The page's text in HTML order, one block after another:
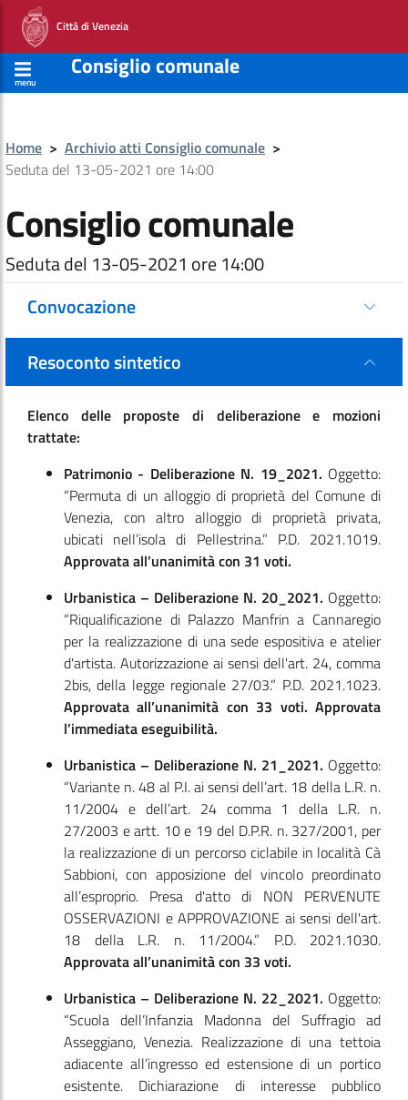
Città di Venezia
menu
Consiglio comunale
Home > Archivio atti Consiglio comunale >
Seduta del 13-05-2021 ore 14:00
Consiglio comunale
Seduta del 13-05-2021 ore 14:00
Convocazione
Resoconto sintetico
Elenco delle proposte di deliberazione e mozioni
trattate:
Patrimonio - Deliberazione N. 19_2021. Oggetto:
“Permuta di un alloggio di proprietà del Comune di
Venezia, con altro alloggio di proprietà privata,
ubicati nell’isola di Pellestrina.” P.D. 2021.1019.
Approvata all’unanimità con 31 voti.
Urbanistica – Deliberazione N. 20_2021. Oggetto:
“Riqualificazione di Palazzo Manfrin a Cannaregio
per la realizzazione di una sede espositiva e atelier
d'artista. Autorizzazione ai sensi dell'art. 24, comma
2bis, della legge regionale 27/03.” P.D. 2021.1023.
Approvata all’unanimità con 33 voti. Approvata
l’immediata eseguibilità.
Urbanistica – Deliberazione N. 21_2021. Oggetto:
“Variante n. 48 al P.I. ai sensi dell’art. 18 della L.R. n.
11/2004 e dell’art. 24 comma 1 della L.R. n.
27/2003 e artt. 10 e 19 del D.P.R. n. 327/2001, per
la realizzazione di un percorso ciclabile in località Cà
Sabbioni, con apposizione del vincolo preordinato
all’esproprio. Presa d'atto di NON PERVENUTE
OSSERVAZIONI e APPROVAZIONE ai sensi dell'art.
18 della L.R. n. 11/2004.” P.D. 2021.1030.
Approvata all’unanimità con 33 voti.
Urbanistica – Deliberazione N. 22_2021. Oggetto:
“Scuola dell’Infanzia Madonna del Suffragio ad
Asseggiano, Venezia. Realizzazione di una tettoia
adiacente all’ingresso ed estensione di un portico
esistente. Dichiarazione di interesse pubblico